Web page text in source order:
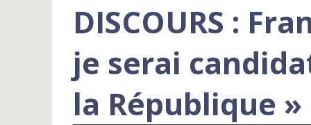
DISCOURS :
je serai
la République »